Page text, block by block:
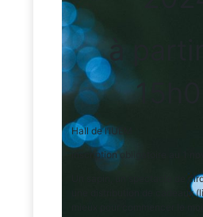
à
Hall de l’IUEM
inscription obligatoire au 1
Un sapin, un spectacle de
une distribution de cadeaux
mieux pour commencer le